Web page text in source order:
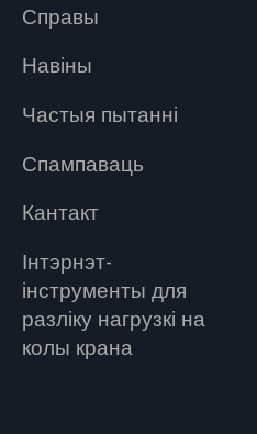
Справы
Навіны
Частыя пытанні
Спампаваць
Кантакт
Інтэрнэт-
інструменты для
разліку нагрузкі на
колы крана